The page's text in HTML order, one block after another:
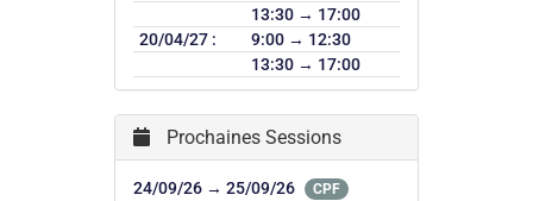
13:30 → 17:00
20/04/27 :
9:00 → 12:30
13:30 → 17:00
Prochaines Sessions
24/09/26 → 25/09/26
CPF